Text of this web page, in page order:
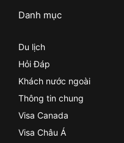
Danh mục
Du lịch
Hỏi Đáp
Khách nước ngoài
Thông tin chung
Visa Canada
Visa Châu Á